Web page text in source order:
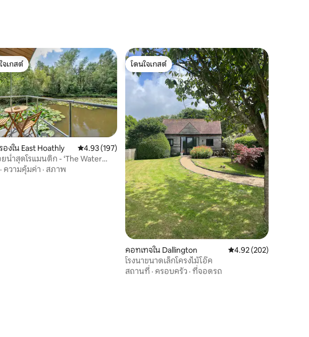
51 รีวิว
17 รีวิว
กสต์ที่สุด
จเกสต์
องใน East Hoathly คะแนนเฉลี่ย 4.93 จาก 5, 197 รีวิว
4.93 (197)
น้ำสุดโรแมนติก - ‘The Water
· ความคุ้มค่า · สภาพ
โดนใจเกสต์
โดนใจเกสต์
คอทเทจใน Dallington คะแนนเฉลี่ย 4.92 จาก
4.92 (202)
โรงนาขนาดเล็กโครงไม้โอ๊ค
สถานที่ · ครอบครัว · ที่จอดรถ